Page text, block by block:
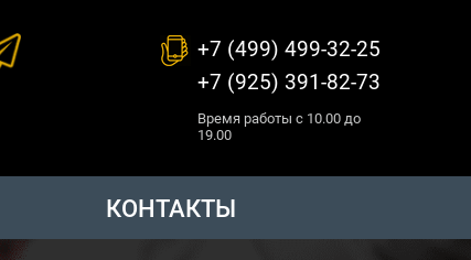
+7 (499) 499-32-25
+7 (925) 391-82-73
Время работы с 10.00 до
19.00
КОНТАКТЫ